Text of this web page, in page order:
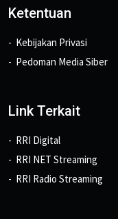
Ketentuan
Kebijakan Privasi
Pedoman Media Siber
Link Terkait
RRI Digital
RRI NET Streaming
RRI Radio Streaming